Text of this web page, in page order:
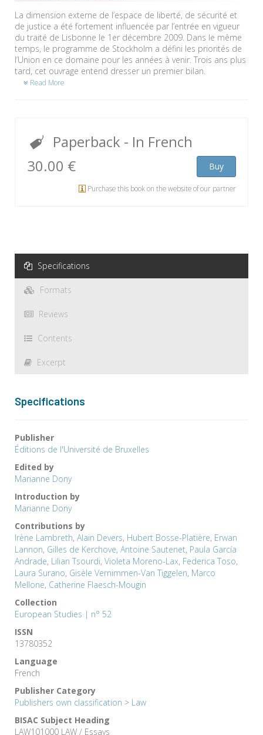
La dimension externe de l’espace de liberté, de sécurité et
de justice a été fortement influencée par l’entrée en vigueur
du traité de Lisbonne le 1er décembre 2009. Dans le même
temps, le programme de Stockholm a défini les priorités de
l’Union en ce domaine pour les années à venir. Trois ans plus
tard, cet ouvrage entend dresser un premier bilan.
Read More
Paperback - In French
30.00 €
Buy
Purchase this book on the website of our partner
Specifications
Formats
Reviews
Contents
Excerpt
Specifications
Publisher
Éditions de l'Université de Bruxelles
Edited by
Marianne Dony
Introduction by
Marianne Dony
Contributions by
Irène Lambreth, Alain Devers, Hubert Bosse-Platière, Erwan
Lannon, Gilles de Kerchove, Antoine Sautenet, Paula García
Andrade, Lilian Tsourdi, Violeta Moreno-Lax, Federica Toso,
Laura Surano, Gisèle Vernimmen-Van Tiggelen, Marco
Mellone, Catherine Flaesch-Mougin
Collection
European Studies | n° 52
ISSN
13780352
Language
French
Publisher Category
Publishers own classification > Law
BISAC Subject Heading
LAW101000 LAW / Essays